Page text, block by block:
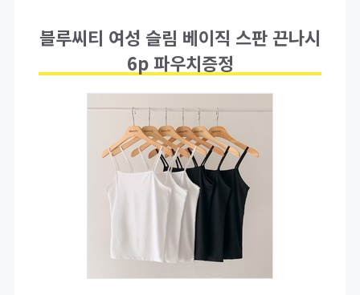
블루씨티 여성 슬림 베이직 스판 끈나시
6p 파우치증정